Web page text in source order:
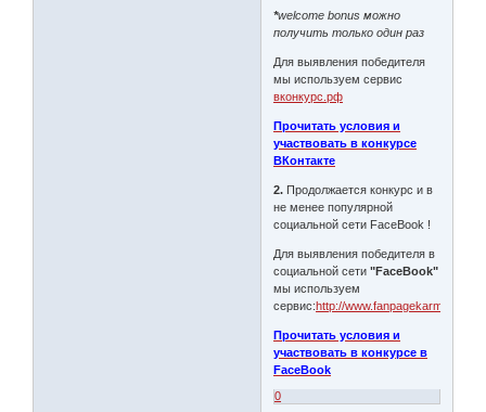
*welcome bonus можно
получить только один раз
Для выявления победителя
мы используем сервис
вконкурс.рф
Прочитать условия и
участвовать в конкурсе
ВКонтакте
2. Продолжается конкурс и в
не менее популярной
социальной сети FaceBook !
Для выявления победителя в
социальной сети"FaceBook"
мы используем
сервис:http://www.fanpagekarma.com/
Прочитать условия и
участвовать в конкурсе в
FaceBook
0